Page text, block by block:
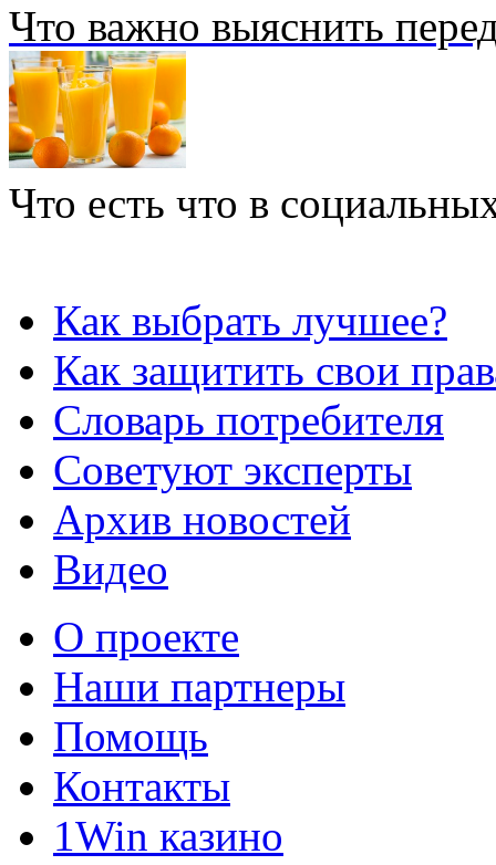
Что важно выяснить
Что есть что в
Как выбрать лучшее?
Как защитить свои
Словарь потребителя
Советуют эксперты
Архив новостей
Видео
О проекте
Наши партнеры
Помощь
Контакты
1Win казино